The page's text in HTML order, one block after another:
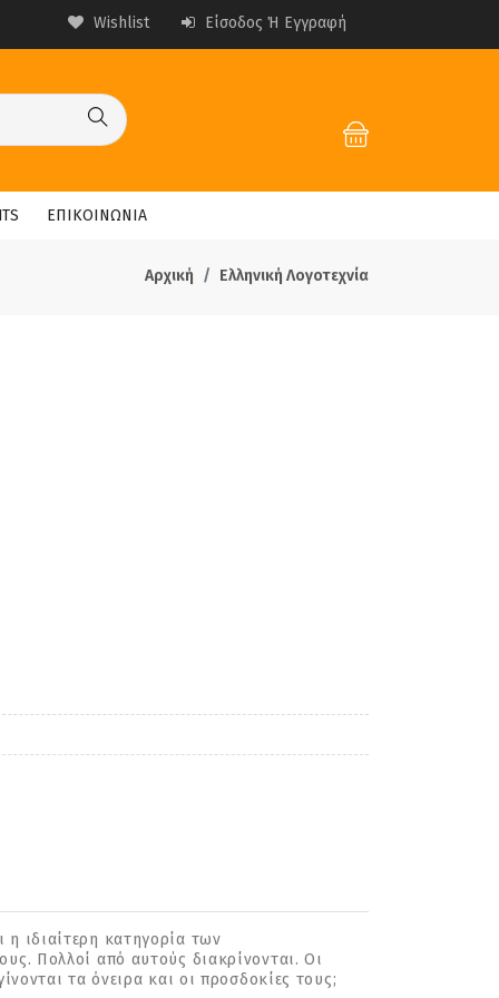
Wishlist Είσοδος Ή Εγγραφή
ΕΠΙΚΟΙΝΩΝΙΑ
Αρχική Ελληνική Λογοτεχνία
ιδιαίτερη κατηγορία των
Πολλοί από αυτούς διακρίνονται. Οι
τα όνειρα και οι προσδοκίες τους;